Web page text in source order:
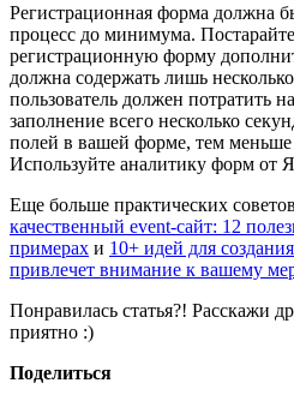
Регистрационная форма должна
процесс до минимума.
регистрационную форму
должна содержать лишь
пользователь должен потратить на
заполнение всего несколько
полей в вашей форме, тем меньше
Используйте аналитику форм от
Еще больше практических
качественный event-сайт: 12
примерах и 10+ идей для
привлечет внимание к вашему
Понравилась статья?! Расскажи
приятно :)
Поделиться